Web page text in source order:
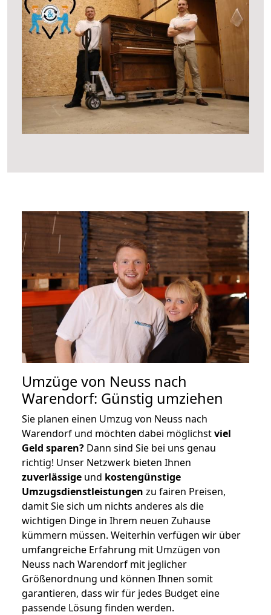
Umzüge von Neuss nach
Warendorf: Günstig umziehen
Sie planen einen Umzug von Neuss nach
Warendorf und möchten dabei möglichstviel
Geld sparen? Dann sind Sie bei uns genau
richtig! Unser Netzwerk bieten Ihnen
zuverlässige und kostengünstige
Umzugsdienstleistungen zu fairen Preisen,
damit Sie sich um nichts anderes als die
wichtigen Dinge in Ihrem neuen Zuhause
kümmern müssen. Weiterhin verfügen wir über
umfangreiche Erfahrung mit Umzügen von
Neuss nach Warendorf mit jeglicher
Größenordnung und können Ihnen somit
garantieren, dass wir für jedes Budget eine
passende Lösung finden werden.